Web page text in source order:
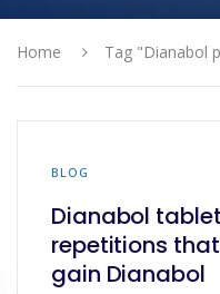
Home Tag "Dianabol
BLOG
Dianabol
repetitions
gain Dianabol